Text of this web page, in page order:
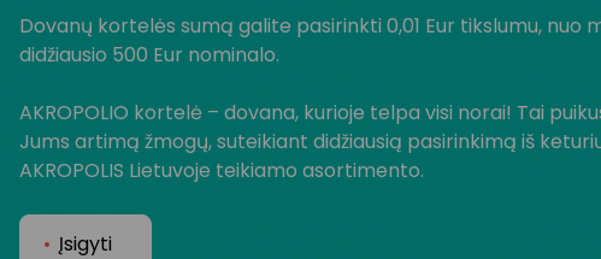
Dovanų kortelės sumą galite pasirinkti 0,01 Eur tikslumu, nuo
didžiausio 500 Eur nominalo.
AKROPOLIO kortelė – dovana, kurioje telpa visi norai! Tai
Jums artimą žmogų, suteikiant didžiausią pasirinkimą iš
AKROPOLIS Lietuvoje teikiamo asortimento.
Įsigyti